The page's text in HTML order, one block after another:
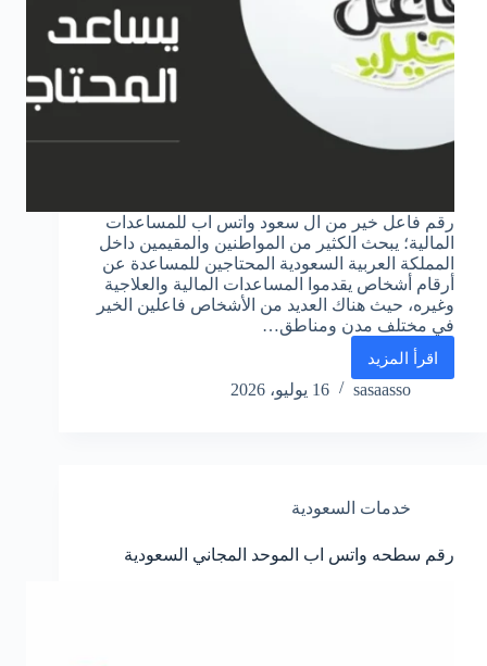
رقم فاعل خير من ال سعود واتس اب للمساعدات
المالية؛ يبحث الكثير من المواطنين والمقيمين داخل
المملكة العربية السعودية المحتاجين للمساعدة عن
أرقام أشخاص يقدموا المساعدات المالية والعلاجية
وغيره، حيث هناك العديد من الأشخاص فاعلين الخير
في مختلف مدن ومناطق…
اقرأ المزيد
رقم
فاعل
اب
المالية
sasaasso 16 يوليو، 2026
خدمات السعودية
رقم سطحه واتس اب الموحد المجاني السعودية